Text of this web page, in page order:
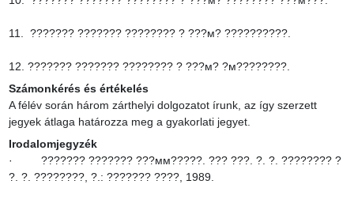
11.  ??????? ??????? ???????? ? ???м? ??????????.
12. ??????? ??????? ???????? ? ???м? ?м????????.
Számonkérés és értékelés
A félév során három zárthelyi dolgozatot írunk, az így szerzett
jegyek átlaga határozza meg a gyakorlati jegyet.
Irodalomjegyzék
·         ??????? ??????? ???мм?????. ??? ???. ?. ?. ???????? ?
?. ?. ????????, ?.: ??????? ????, 1989.